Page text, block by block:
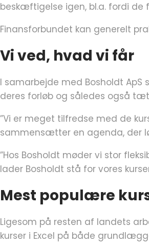
beskæftigelse igen, bl.a. fordi de
Finansforbundet kan generelt
Vi ved, hvad vi får
I samarbejde med Bosholdt
deres forløb og således også
”Vi er meget tilfredse med de
sammensætter en agenda, der
”Hos Bosholdt møder vi stor
lader Bosholdt stå for vores
Mest populære
Ligesom på resten af landets
kurser i Excel på både